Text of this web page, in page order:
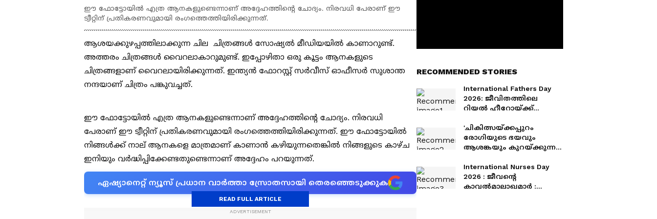
ഈ ഫോട്ടോയിൽ എത്ര ആനകളുണ്ടെന്നാണ് അദ്ദേഹത്തിന്റെ ചോദ്യം. നിരവധി പേരാണ് ഈ
ട്വീറ്റിന് പ്രതികരണവുമായി രംഗത്തെത്തിയിരിക്കുന്നത്.
ആശയക്കുഴപ്പത്തിലാക്കുന്ന ചില ചിത്രങ്ങൾ സോഷ്യൽ മീഡിയയിൽ കാണാറുണ്ട്.
അത്തരം ചിത്രങ്ങൾ വൈറലാകാറുമുണ്ട്. ഇപ്പോഴിതാ ഒരു കൂട്ടം ആനകളുടെ
ചിത്രങ്ങളാണ് വെെറലായിരിക്കുന്നത്. ഇന്ത്യൻ ഫോറസ്റ്റ് സർവീസ് ഓഫീസർ സുശാന്ത
നന്ദയാണ് ചിത്രം പങ്കുവച്ചത്.
ഈ ഫോട്ടോയിൽ എത്ര ആനകളുണ്ടെന്നാണ് അദ്ദേഹത്തിന്റെ ചോദ്യം. നിരവധി
പേരാണ് ഈ ട്വീറ്റിന് പ്രതികരണവുമായി രംഗത്തെത്തിയിരിക്കുന്നത്. ഈ ഫോട്ടോയിൽ
നിങ്ങൾക്ക് നാല് ആനകളെ മാത്രമാണ് കാണാൻ കഴിയുന്നതെങ്കിൽ നിങ്ങളുടെ കാഴ്ച
ഇനിയും വർദ്ധിപ്പിക്കേണ്ടതുണ്ടെന്നാണ് അദ്ദേഹം പറയുന്നത്.
ഏഷ്യാനെറ്റ് ന്യൂസ് പ്രധാന വാർത്താ സ്രോതസായി തെരഞ്ഞെടുക്കുക
READ FULL ARTICLE
RECOMMENDED STORIES
International Fathers Day
2026: ജീവിതത്തിലെ
റിയൽ ഹീറോയ്ക്ക്
'ചികിത്സയ്ക്കപ്പുറം
രോഗിയുടെ ഭയവും
ആശങ്കയും കുറയ്ക്കുന്ന
പലപ്പോഴും നഴ്സിന്റെ
ഏറ്റവും വലിയ സംഭാവന'
International Nurses Day
2026 : ജീവന്റെ
കാവൽമാലാഖമാർ :